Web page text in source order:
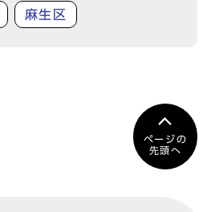
麻生区
ページの
先頭へ